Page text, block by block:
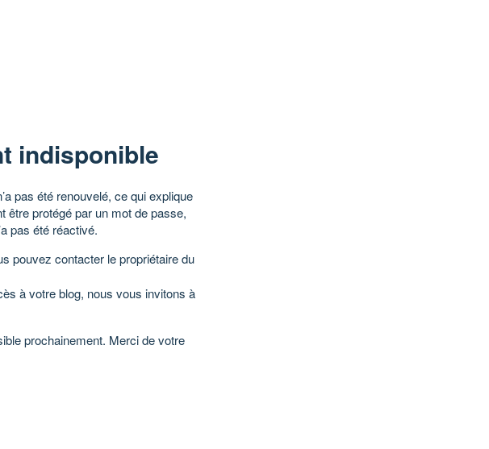
indisponible
pas été renouvelé, ce qui explique
être protégé par un mot de passe,
pas été réactivé.
pouvez contacter le propriétaire du
à votre blog, nous vous invitons à
prochainement. Merci de votre